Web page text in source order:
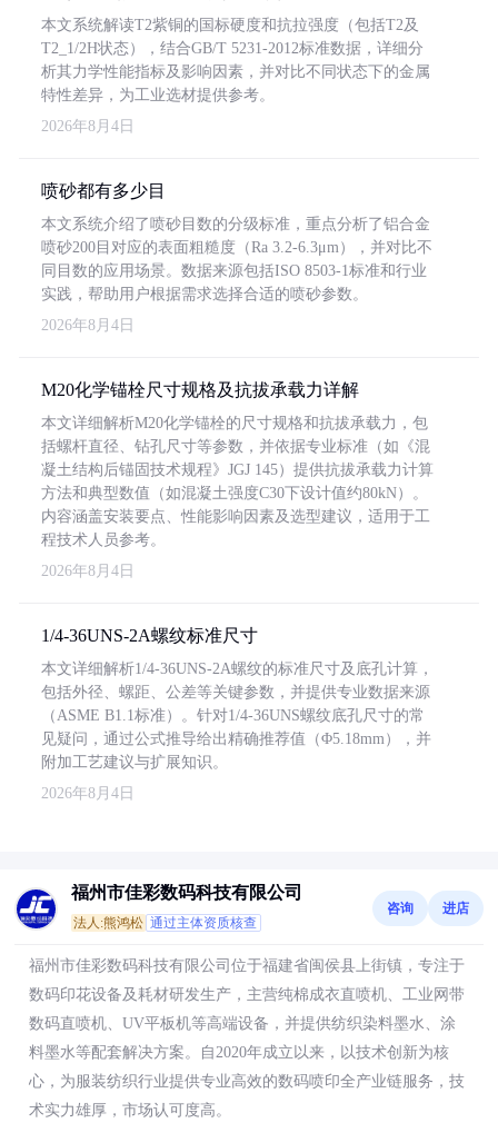
本文系统解读T2紫铜的国标硬度和抗拉强度（包括T2及
T2_1/2H状态），结合GB/T 5231-2012标准数据，详细分
析其力学性能指标及影响因素，并对比不同状态下的金属
特性差异，为工业选材提供参考。
2026年8月4日
喷砂都有多少目
本文系统介绍了喷砂目数的分级标准，重点分析了铝合金
喷砂200目对应的表面粗糙度（Ra 3.2-6.3μm），并对比不
同目数的应用场景。数据来源包括ISO 8503-1标准和行业
实践，帮助用户根据需求选择合适的喷砂参数。
2026年8月4日
M20化学锚栓尺寸规格及抗拔承载力详解
本文详细解析M20化学锚栓的尺寸规格和抗拔承载力，包
括螺杆直径、钻孔尺寸等参数，并依据专业标准（如《混
凝土结构后锚固技术规程》JGJ 145）提供抗拔承载力计算
方法和典型数值（如混凝土强度C30下设计值约80kN）。
内容涵盖安装要点、性能影响因素及选型建议，适用于工
程技术人员参考。
2026年8月4日
1/4-36UNS-2A螺纹标准尺寸
本文详细解析1/4-36UNS-2A螺纹的标准尺寸及底孔计算，
包括外径、螺距、公差等关键参数，并提供专业数据来源
（ASME B1.1标准）。针对1/4-36UNS螺纹底孔尺寸的常
见疑问，通过公式推导给出精确推荐值（Φ5.18mm），并
附加工艺建议与扩展知识。
2026年8月4日
福州市佳彩数码科技有限公司
法人:熊鸿松 通过主体资质核查
咨询 进店
福州市佳彩数码科技有限公司位于福建省闽侯县上街镇，专注于
数码印花设备及耗材研发生产，主营纯棉成衣直喷机、工业网带
数码直喷机、UV平板机等高端设备，并提供纺织染料墨水、涂
料墨水等配套解决方案。自2020年成立以来，以技术创新为核
心，为服装纺织行业提供专业高效的数码喷印全产业链服务，技
术实力雄厚，市场认可度高。